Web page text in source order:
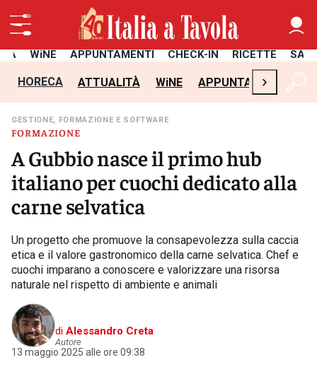
WiNE APPUNTAMENTI CHECK-IN RICETTE
HORECA ATTUALITÀ WiNE APPUNTAMENTI
›
FORMAZIONE
GESTIONE, FORMAZIONE E SOFTWARE
A Gubbio nasce il primo hub
italiano per cuochi dedicato alla
carne selvatica
Un progetto che promuove la consapevolezza sulla caccia
etica e il valore gastronomico della carne selvatica. Chef e
cuochi imparano a conoscere e valorizzare una risorsa
naturale nel rispetto di ambiente e animali
di Alessandro Creta
Autore
13 maggio 2025 alle ore 09:38